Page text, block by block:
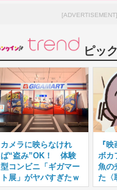
[ADVERTISEMENT]
ピッ
カメラに映らなけれ
ば“盗み”OK！ 体験
型コンビニ「ギガマー
ト展」がヤバすぎたｗ
『
ボカ
魚の
た〈